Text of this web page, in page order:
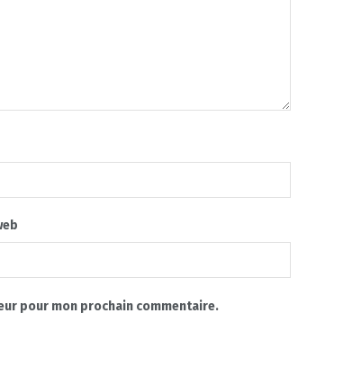
pour mon prochain commentaire.